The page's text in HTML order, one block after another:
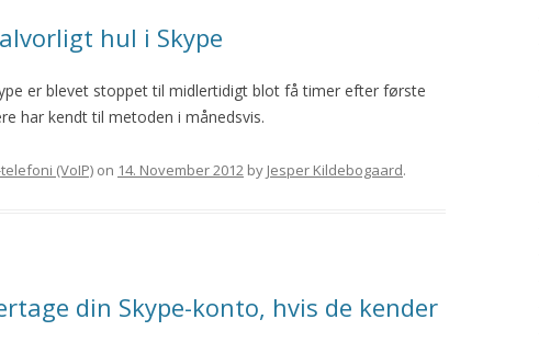
hul i Skype
er blevet stoppet til midlertidigt blot få timer efter første
har kendt til metoden i månedsvis.
telefoni (VoIP) on 14. November 2012 by Jesper Kildebogaard.
din Skype-konto, hvis de kender